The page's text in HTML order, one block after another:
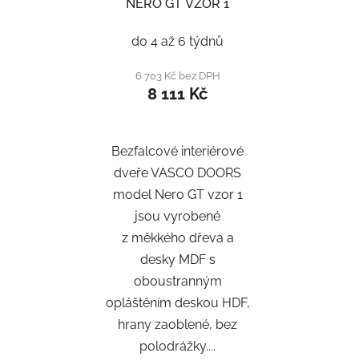
NERO GT VZOR 1
do 4 až 6 týdnů
6 703 Kč bez DPH
8 111 Kč
Bezfalcové interiérové
dveře VASCO DOORS
model Nero GT vzor 1
jsou vyrobené
z měkkého dřeva a
desky MDF s
oboustranným
opláštěním deskou HDF,
hrany zaoblené, bez
polodrážky....